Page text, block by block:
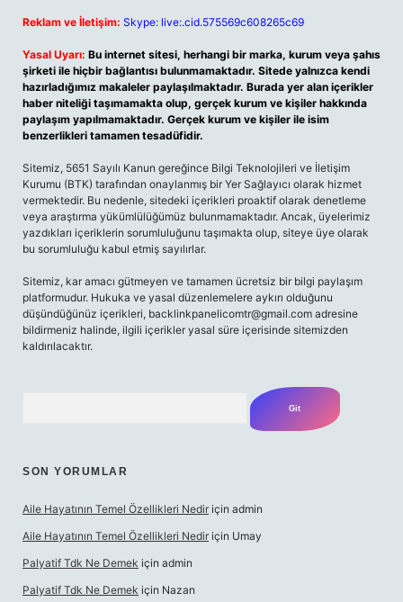
Reklam ve İletişim: Skype: live:.cid.575569c608265c69
Yasal Uyarı: Bu internet sitesi, herhangi bir marka, kurum veya şahıs
şirketi ile hiçbir bağlantısı bulunmamaktadır. Sitede yalnızca kendi
hazırladığımız makaleler paylaşılmaktadır. Burada yer alan içerikler
haber niteliği taşımamakta olup, gerçek kurum ve kişiler hakkında
paylaşım yapılmamaktadır. Gerçek kurum ve kişiler ile isim
benzerlikleri tamamen tesadüfidir.
Sitemiz, 5651 Sayılı Kanun gereğince Bilgi Teknolojileri ve İletişim
Kurumu (BTK) tarafından onaylanmış bir Yer Sağlayıcı olarak hizmet
vermektedir. Bu nedenle, sitedeki içerikleri proaktif olarak denetleme
veya araştırma yükümlülüğümüz bulunmamaktadır. Ancak, üyelerimiz
yazdıkları içeriklerin sorumluluğunu taşımakta olup, siteye üye olarak
bu sorumluluğu kabul etmiş sayılırlar.
Sitemiz, kar amacı gütmeyen ve tamamen ücretsiz bir bilgi paylaşım
platformudur. Hukuka ve yasal düzenlemelere aykırı olduğunu
düşündüğünüz içerikleri, backlinkpanelicomtr@gmail.com adresine
bildirmeniz halinde, ilgili içerikler yasal süre içerisinde sitemizden
kaldırılacaktır.
SON YORUMLAR
Aile Hayatının Temel Özellikleri Nedir için admin
Aile Hayatının Temel Özellikleri Nedir için Umay
Palyatif Tdk Ne Demek için admin
Palyatif Tdk Ne Demek için Nazan